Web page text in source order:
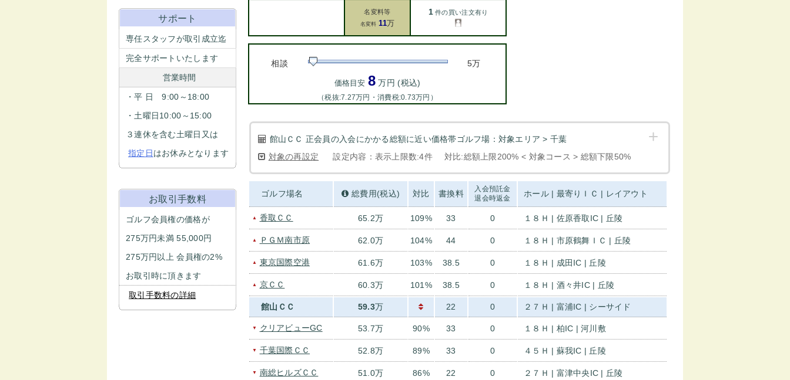
サポート
専任スタッフが取引成立迄
完全サポートいたします
営業時間
・平 日 9:00～18:00
・土曜日10:00～15:00
３連休を含む土曜日又は
指定日はお休みとなります
お取引手数料
ゴルフ会員権の価格が
275万円未満 55,000円
275万円以上 会員権の2%
お取引時に頂きます
取引手数料の詳細
名変料等
名変料 11万
1件の買い注文有り
相談 5万
価格目安 8 万円 (税込)
（税抜:7.27万円・消費税:0.73万円）
館山ＣＣ 正会員の入会にかかる総額に近い価格帯ゴルフ場：対象エリア > 千葉
対象の再設定
設定内容：表示上限数:4件 対比:総額上限200% < 対象コース > 総額下限50%
ゴルフ場名 総費用(税込) 対比 書換料
入会預託金
退会時返金
ホール | 最寄りＩＣ | レイアウト
▲ 香取ＣＣ 65.2万 109% 33 0 １８Ｈ | 佐原香取IC | 丘陵
▲ ＰＧＭ南市原 62.0万 104% 44 0 １８Ｈ | 市原鶴舞ＩＣ | 丘陵
▲ 東京国際空港 61.6万 103% 38.5 0 １８Ｈ | 成田IC | 丘陵
▲ 京ＣＣ 60.3万 101% 38.5 0 １８Ｈ | 酒々井IC | 丘陵
館山ＣＣ 59.3万 22 0 ２７Ｈ | 富浦IC | シーサイド
▼ クリアビューGC 53.7万 90% 33 0 １８Ｈ | 柏IC | 河川敷
▼ 千葉国際ＣＣ 52.8万 89% 33 0 ４５Ｈ | 蘇我IC | 丘陵
▼ 南総ヒルズＣＣ 51.0万 86% 22 0 ２７Ｈ | 富津中央IC | 丘陵